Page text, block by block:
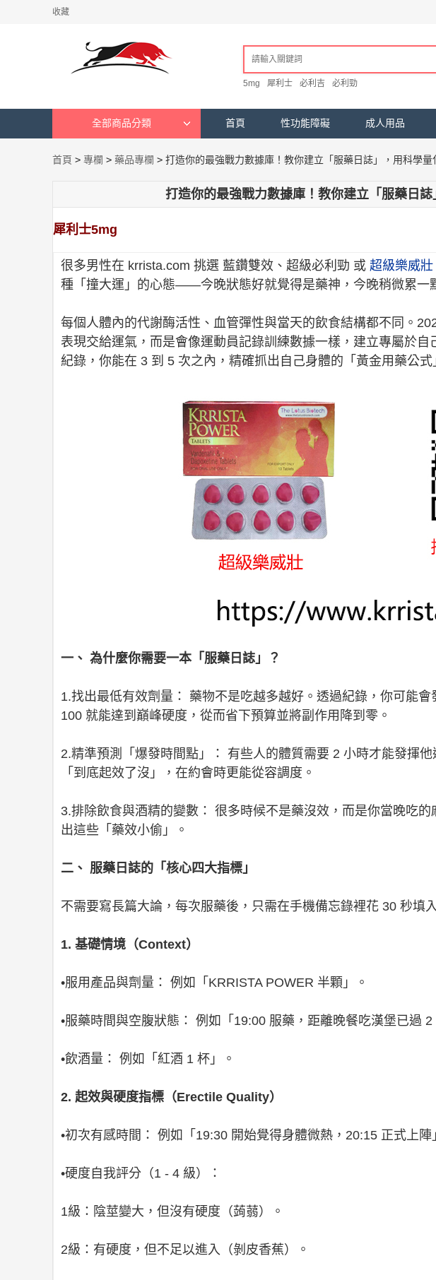
收藏
5mg 犀利士 必利吉 必利勁
全部商品分類 首頁 性功能障礙 成人用品
首頁 > 專欄 > 藥品專欄 > 打造你的最強戰力數據庫！教你建立「服藥日誌」，用科學量
打造你的最強戰力數據庫！教你建立「服藥日
犀利士5mg
很多男性在 krrista.com 挑選 藍鑽雙效、超級必利勁 或 超級樂威壯
種「撞大運」的心態——今晚狀態好就覺得是藥神，今晚稍微累一
每個人體內的代謝酶活性、血管彈性與當天的飲食結構都不同。
表現交給運氣，而是會像運動員記錄訓練數據一樣，建立專屬於
紀錄，你能在 3 到 5 次之內，精確抓出自己身體的「黃金用藥公式
一、 為什麼你需要一本「服藥日誌」？
1.找出最低有效劑量： 藥物不是吃越多越好。透過紀錄，你可能
100 就能達到巔峰硬度，從而省下預算並將副作用降到零。
2.精準預測「爆發時間點」： 有些人的體質需要 2 小時才能發揮
「到底起效了沒」，在約會時更能從容調度。
3.排除飲食與酒精的變數： 很多時候不是藥沒效，而是你當晚吃
出這些「藥效小偷」。
二、 服藥日誌的「核心四大指標」
不需要寫長篇大論，每次服藥後，只需在手機備忘錄裡花 30 秒填
1. 基礎情境（Context）
•服用產品與劑量： 例如「KRRISTA POWER 半顆」。
•服藥時間與空腹狀態： 例如「19:00 服藥，距離晚餐吃漢堡已過 2
•飲酒量： 例如「紅酒 1 杯」。
2. 起效與硬度指標（Erectile Quality）
•初次有感時間： 例如「19:30 開始覺得身體微熱，20:15 正式上陣
•硬度自我評分（1 - 4 級）：
1級：陰莖變大，但沒有硬度（蒟蒻）。
2級：有硬度，但不足以進入（剝皮香蕉）。